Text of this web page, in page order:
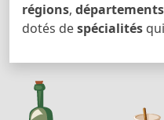
régions, départements
dotés despécialités